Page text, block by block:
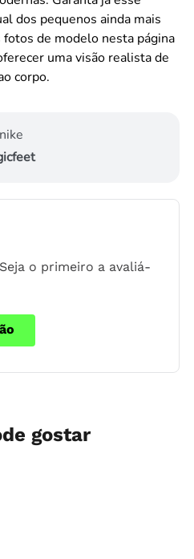
dos pequenos ainda mais
de modelo nesta página
uma visão realista de
corpo.
nike
o primeiro a avaliá-
gostar